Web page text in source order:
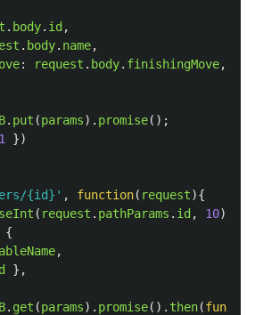
. body. id ,
. body. name,
: request . body. finishingMove,
. put (params). promise();
})
{id} ' , function( request){
( request . pathParams . id , 10)
{
,
},
. get (params). promise(). then(